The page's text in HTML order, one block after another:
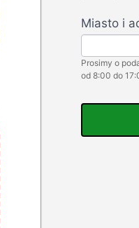
Miasto i
Prosimy o
od 8:00 do